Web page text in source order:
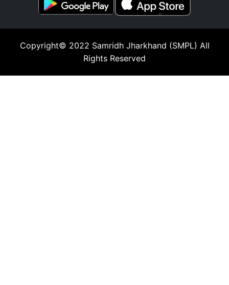
Copyright© 2022 Samridh Jharkhand (SMPL) All
Rights Reserved